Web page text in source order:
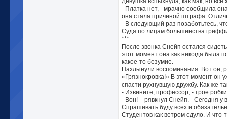
- Платка нет, - мрачно сообщила
она стала причиной штрафа.
- В следующий раз позаботьтесь,
Судя по лицам большинства
***
После звонка Снейп остался
этот момент она как никогда была
какое-то безумие.
Нахлынули воспоминания. Вот он,
«Грязнокровка!» В этот момент он
спасти рухнувшую дружбу. Как же
- Извините, профессор, - трое
- Вон! – рявкнул Снейп. - Сегодня у
Спрашивать буду всех и
Студентов как ветром сдуло. И